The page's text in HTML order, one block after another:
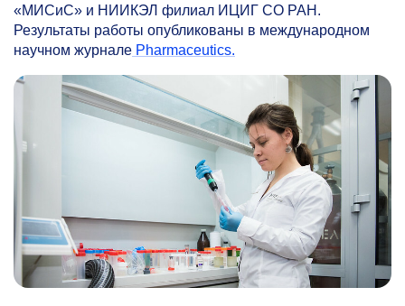
«МИСиС» и НИИКЭЛ филиал ИЦИГ СО РАН.
Результаты работы опубликованы в международном
научном журнале Pharmaceutics.